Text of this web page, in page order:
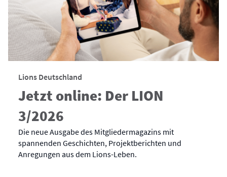
Lions Deutschland
Jetzt online: Der LION
3/2026
Die neue Ausgabe des Mitgliedermagazins mit
spannenden Geschichten, Projektberichten und
Anregungen aus dem Lions-Leben.